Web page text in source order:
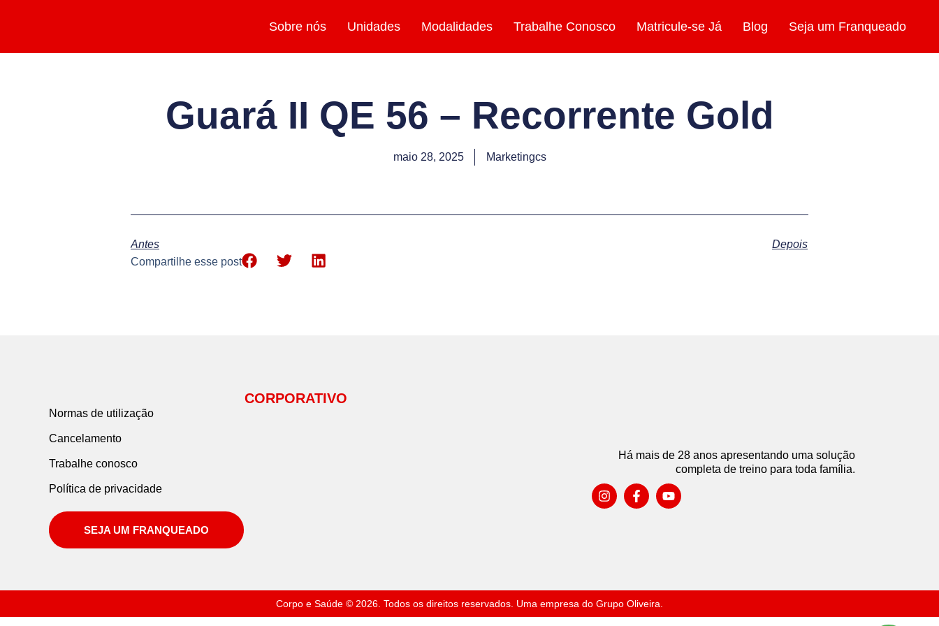
Sobre nós Unidades Modalidades Trabalhe Conosco Matricule-se Já Blog Seja um Franqueado
Guará II QE 56 – Recorrente Gold
maio 28, 2025 Marketingcs
Antes
Depois
Compartilhe esse post
CORPORATIVO
Normas de utilização
Cancelamento
Trabalhe conosco
Política de privacidade
SEJA UM FRANQUEADO
Há mais de 28 anos apresentando uma solução
completa de treino para toda família.
Corpo e Saúde © 2026. Todos os direitos reservados. Uma empresa do Grupo Oliveira.